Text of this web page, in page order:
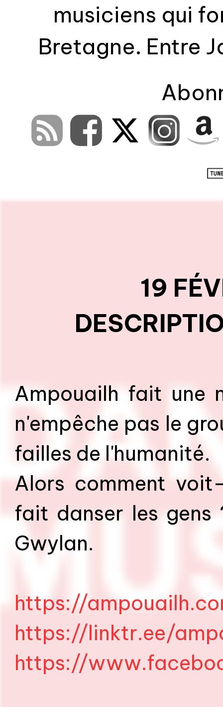
musiciens qui
Bretagne. Entre
soul... On
on prend des
19
Ampouailh fait une
n'empêche pas le
failles de l'humanité.
Alors comment
fait danser les gens
Gwylan.
https://
https://linktr.ee/
https://